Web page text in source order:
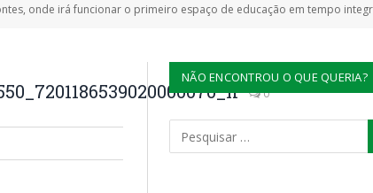
onde irá funcionar o primeiro espaço de educação em tempo integral
0
NÃO ENCONTROU O QUE QUERIA?